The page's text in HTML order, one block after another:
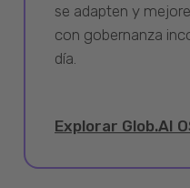
se adapten y
con gobernanza
día.
Explorar Glob.AI